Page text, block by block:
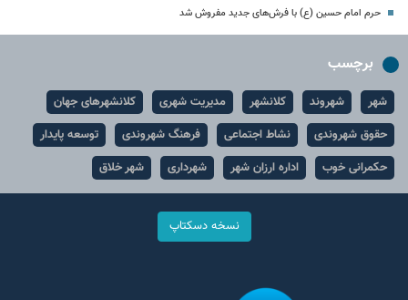
حرم امام حسین (ع) با فرش‌های جدید مفروش شد
برچسب
شهر شهروند کلانشهر مدیریت شهری
کلانشهرهای جهان
حقوق شهروندی
نشاط اجتماعی فرهنگ شهروندی
توسعه پایدار
حکمرانی خوب
اداره ارزان شهر شهرداری شهر خلاق
نسخه دسکتاپ